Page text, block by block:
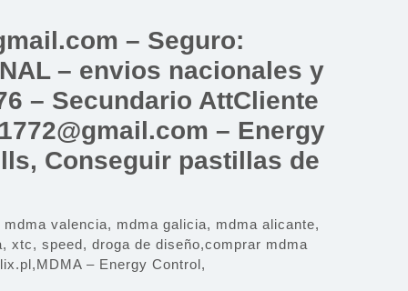
– Seguro:
– envios nacionales y
– Secundario AttCliente
– Energy
Conseguir pastillas de
valencia, mdma galicia, mdma alicante,
xtc, speed, droga de diseño,comprar mdma
– Energy Control,